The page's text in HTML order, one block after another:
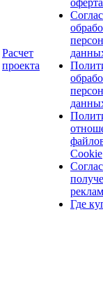
Расчет
проекта
оферта
Cookie
Где